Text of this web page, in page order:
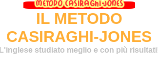
IL METODO
CASIRAGHI-JONES
L'inglese studiato meglio e con più